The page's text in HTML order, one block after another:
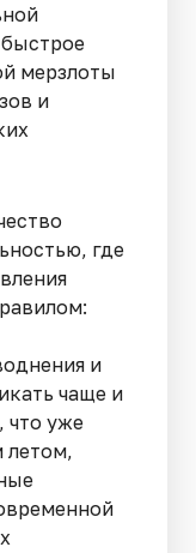
мерзлоты
и
где
и
чаще и
что уже
летом,